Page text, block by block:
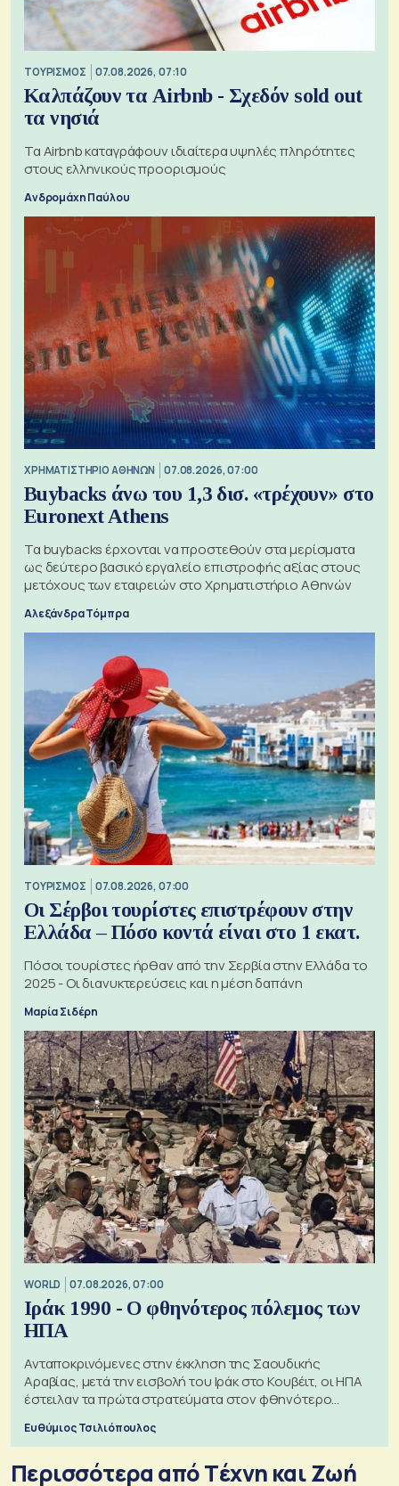
ΤΟΥΡΙΣΜΟΣ 07.08.2026, 07:10
Καλπάζουν τα Airbnb - Σχεδόν sold out
τα νησιά
Τα Airbnb καταγράφουν ιδιαίτερα υψηλές πληρότητες
στους ελληνικούς προορισμούς
Ανδρομάχη Παύλου
XΡΗΜΑΤΙΣΤΗΡΙΟ ΑΘΗΝΩΝ 07.08.2026, 07:00
Buybacks άνω του 1,3 δισ. «τρέχουν» στο
Euronext Athens
Τα buybacks έρχονται να προστεθούν στα μερίσματα
ως δεύτερο βασικό εργαλείο επιστροφής αξίας στους
μετόχους των εταιρειών στο Χρηματιστήριο Αθηνών
Αλεξάνδρα Τόμπρα
ΤΟΥΡΙΣΜΟΣ 07.08.2026, 07:00
Οι Σέρβοι τουρίστες επιστρέφουν στην
Ελλάδα – Πόσο κοντά είναι στο 1 εκατ.
Πόσοι τουρίστες ήρθαν από την Σερβία στην Ελλάδα το
2025 - Οι διανυκτερεύσεις και η μέση δαπάνη
Μαρία Σιδέρη
WORLD 07.08.2026, 07:00
Ιράκ 1990 - Ο φθηνότερος πόλεμος των
ΗΠΑ
Ανταποκρινόμενες στην έκκληση της Σαουδικής
Αραβίας, μετά την εισβολή του Ιράκ στο Κουβέιτ, οι ΗΠΑ
έστειλαν τα πρώτα στρατεύματα στον φθηνότερο
Ευθύμιος Τσιλιόπουλος
Περισσότερα από Tέχνη και Ζωή